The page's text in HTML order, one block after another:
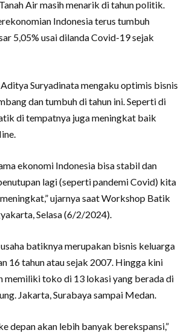
Air masih menarik di tahun politik.
Indonesia terus tumbuh
5,05% usai dilanda Covid-19 sejak
Suryadinata mengaku optimis bisnis
dan tumbuh di tahun ini. Seperti di
di tempatnya juga meningkat baik
ekonomi Indonesia bisa stabil dan
lagi (seperti pandemi Covid) kita
ujarnya saat Workshop Batik
Selasa (6/2/2024).
batiknya merupakan bisnis keluarga
16 tahun atau sejak 2007. Hingga kini
memiliki toko di 13 lokasi yang berada di
Jakarta, Surabaya sampai Medan.
depan akan lebih banyak berekspansi,”